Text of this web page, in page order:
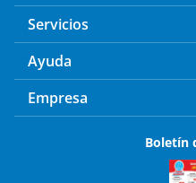
Servicios
Ayuda
Empresa
Boletín